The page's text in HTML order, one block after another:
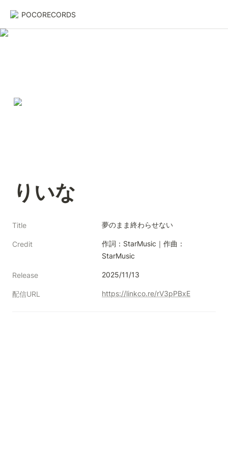
POCORECORDS
りいな
Title 夢のまま終わらせない
Credit
作詞：StarMusic｜作曲：
StarMusic
Release 2025/11/13
配信URL https://linkco.re/rV3pPBxE